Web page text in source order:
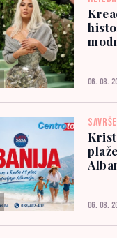
06. 08.
06. 08.